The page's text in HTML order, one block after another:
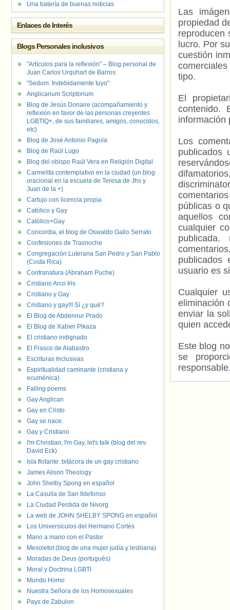
Las
propiedad
reproducen
lucro. Por
cuestión
tipo.
El
contenido.
información
Los
publicados
públicas o
aquellos
cualquier
usuario es
Cualquier
eliminación
enviar la
quien
Este blog
se
Una batería de buenas noticias
Enlaces de Interés
Blogs Personales inclusivos
"Artículos para la reflexión" – Blog personal de
Juan Carlos Urquhart de Barros.
"Sedom. Indebidamente tuyo"
Anglicanum Scriptorium
Blog de Jesús Donaire (acompañamiento y
reflexión en favor de las personas creyentes
LGBTIQ+, de sus familiares, amigos, conocidos,
etc)
Blog de José Antonio Pagola
Blog de Raúl Lugo
Blog del obispo Raúl Vera en Religión Digital
Carmelita contemplativo en la ciudad (un blog
oracional en la escuela de Teresa de Jhs y
Juan de la +)
Cartujo con licencia propia
Católico y Gay
Católico+Gay
Concordia, el blog de Oswaldo Gallo Serrato
Confesiones de Trasnoche
Congregación Luterana San Pedro y San Pablo
(Costa Rica)
Contranatura (Abraham Puche)
Cristiano Arco Iris
Cristiano y Gay
Cristiano y gay!!! Sí ¿y qué?
El Blog de Abdennur Prado
El Blog de Xabier Pikaza
El cristiano indignado
El Frasco de Alabastro
Escrituras Inclusivas
Espiritualidad caminante (cristiana y
ecuménica)
Falling poems
Gay Anglican
Gay en Cristo
Gay se nace.
Gay y Cristiano
I'm Christian, I'm Gay, let's talk (blog del rev.
David Eck)
Isla flotante: bitácora de un gay cristiano
James Alison Theology
John Shelby Spong en español
La Casulla de San Ildefonso
La Ciudad Perdida de Nivorg
La web de JOHN SHELBY SPONG en español
Los Universículos del Hermano Cortés
Mano a mano con el Pastor
Mesoletot (blog de una mujer judía y lesbiana)
Moradas de Deus (portugués)
Moral y Doctrina LGBTI
Mundo Homo
Nuestra Señora de los Homosexuales
Pays de Zabulon